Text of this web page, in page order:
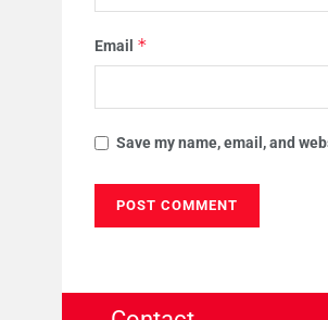
Email *
Save my name, email, and